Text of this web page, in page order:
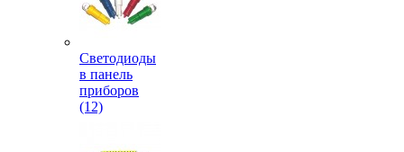
Светодиоды
в панель
приборов
(12)